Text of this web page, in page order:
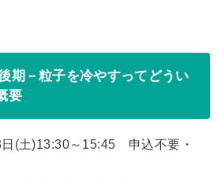
期－粒子を冷やすってどうい
要
(土)13:30～15:45 申込不要・